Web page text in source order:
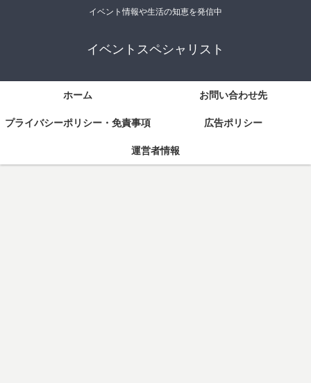
イベント情報や生活の知恵を発信中
イベントスペシャリスト
ホーム お問い合わせ先
プライバシーポリシー・免責事項 広告ポリシー
運営者情報